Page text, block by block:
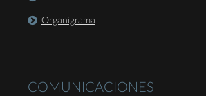
Organigrama
COMUNICACIONES